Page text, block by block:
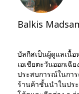
Balkis
บัลกีสเป็นผู้ดูแลเนื้
เอเชียตะวันออกเฉี
ประสบการณ์ในกา
ร้านค้าชั้นนำในปร